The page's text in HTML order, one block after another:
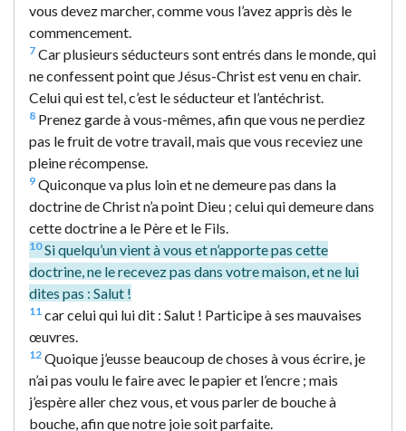
vous devez marcher, comme vous l’avez appris dès le
commencement.
7 Car plusieurs séducteurs sont entrés dans le monde, qui
ne confessent point que Jésus-Christ est venu en chair.
Celui qui est tel, c’est le séducteur et l’antéchrist.
8 Prenez garde à vous-mêmes, afin que vous ne perdiez
pas le fruit de votre travail, mais que vous receviez une
pleine récompense.
9 Quiconque va plus loin et ne demeure pas dans la
doctrine de Christ n’a point Dieu ; celui qui demeure dans
cette doctrine a le Père et le Fils.
10Si quelqu’un vient à vous et n’apporte pas cette
doctrine, ne le recevez pas dans votre maison, et ne lui
dites pas : Salut !
11 car celui qui lui dit : Salut ! Participe à ses mauvaises
œuvres.
12 Quoique j’eusse beaucoup de choses à vous écrire, je
n’ai pas voulu le faire avec le papier et l’encre ; mais
j’espère aller chez vous, et vous parler de bouche à
bouche, afin que notre joie soit parfaite.